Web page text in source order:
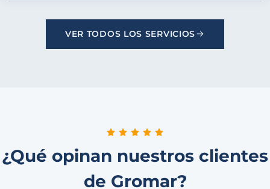
VER TODOS LOS SERVICIOS
¿Qué opinan nuestros clientes
de Gromar?